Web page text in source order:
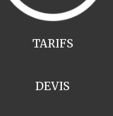
TARIFS
DEVIS